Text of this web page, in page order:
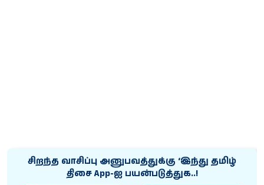
சிறந்த வாசிப்பு அனுபவத்துக்கு ‘இந்து தமிழ்
திசை App-ஐ பயன்படுத்துக..!